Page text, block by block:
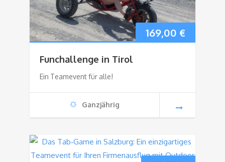
169,00 €
Funchallenge in Tirol
Ein Teamevent für alle!
Ganzjährig